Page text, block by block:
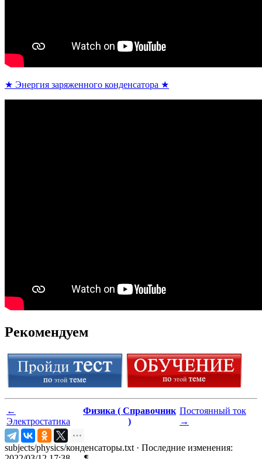
★ Энергия заряженного конденсатора ★
Рекомендуем
←
Электростатика
Физика ( Справочник
)
Постоянный ток
→
subjects/physics/конденсаторы.txt · Последние изменения: